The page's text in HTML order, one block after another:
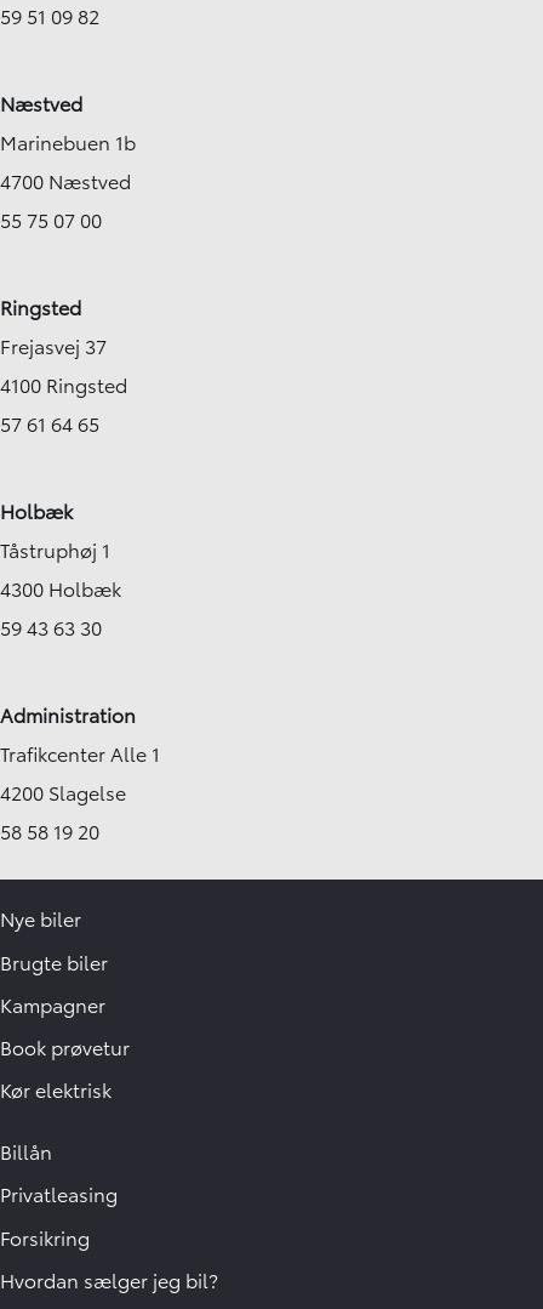
59 51 09 82
Næstved
Marinebuen 1b
4700 Næstved
55 75 07 00
Ringsted
Frejasvej 37
4100 Ringsted
57 61 64 65
Holbæk
Tåstruphøj 1
4300 Holbæk
59 43 63 30
Administration
Trafikcenter Alle 1
4200 Slagelse
58 58 19 20
Nye biler
Brugte biler
Kampagner
Book prøvetur
Kør elektrisk
Billån
Privatleasing
Forsikring
Hvordan sælger jeg bil?